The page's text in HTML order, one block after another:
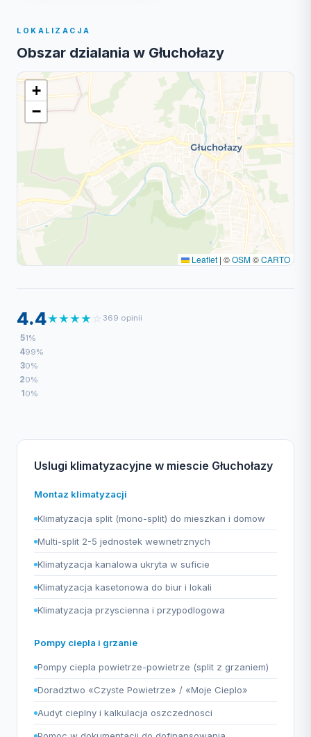
LOKALIZACJA
Obszar dzialania w Głuchołazy
+
−
Leaflet | ©OSM©CARTO
4.4★★★★ 369 opinii
51%
499%
30%
20%
10%
Uslugi klimatyzacyjne w miescie Głuchołazy
Montaz klimatyzacji
Klimatyzacja split (mono-split) do mieszkan i domow
Multi-split 2-5 jednostek wewnetrznych
Klimatyzacja kanalowa ukryta w suficie
Klimatyzacja kasetonowa do biur i lokali
Klimatyzacja przyscienna i przypodlogowa
Pompy ciepla i grzanie
Pompy ciepla powietrze-powietrze (split z grzaniem)
Doradztwo «Czyste Powietrze» / «Moje Cieplo»
Audyt cieplny i kalkulacja oszczednosci